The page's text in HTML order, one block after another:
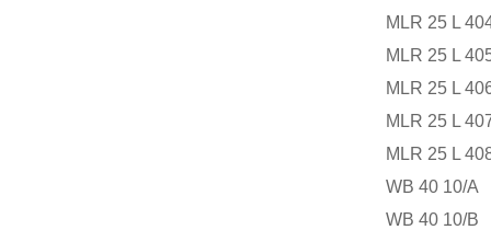
MLR 25 L
MLR 25 L
MLR 25 L
MLR 25 L
MLR 25 L
WB 40 10/A
WB 40 10/B